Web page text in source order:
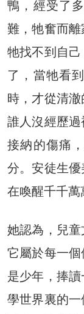
鴨，經受了
難，牠奮而離
牠找不到自
了，當牠看
時，才從清
誰人沒經歷
接納的傷痛
分。安徒生
在喚醒千千萬
她認為，兒童
它屬於每一
是少年，捧
學世界裏的